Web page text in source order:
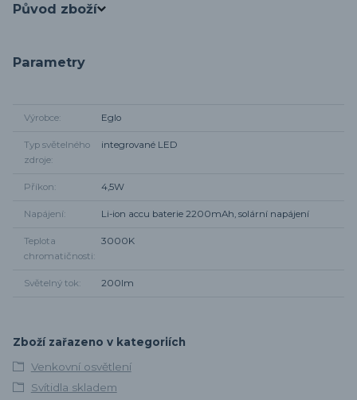
Původ zboží
Parametry
Výrobce Eglo
Typ světelného
zdroje
integrované LED
Příkon 4,5W
Napájení Li-ion accu baterie 2200mAh, solární napájení
Teplota
chromatičnosti
3000K
Světelný tok 200lm
Zboží zařazeno v kategoriích
Venkovní osvětlení
Svítidla skladem